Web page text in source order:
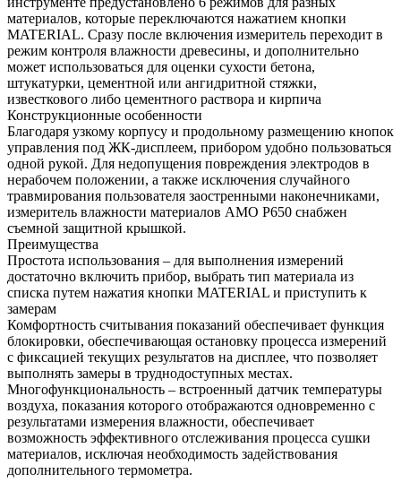
материалов, которые переключаются нажатием кнопки
MATERIAL. Сразу после включения измеритель переходит в
режим контроля влажности древесины, и дополнительно
может использоваться для оценки сухости бетона,
штукатурки, цементной или ангидритной стяжки,
известкового либо цементного раствора и кирпича
Конструкционные особенности
Благодаря узкому корпусу и продольному размещению кнопок
управления под ЖК-дисплеем, прибором удобно пользоваться
одной рукой. Для недопущения повреждения электродов в
нерабочем положении, а также исключения случайного
травмирования пользователя заостренными наконечниками,
измеритель влажности материалов AMO P650 снабжен
съемной защитной крышкой.
Преимущества
Простота использования – для выполнения измерений
достаточно включить прибор, выбрать тип материала из
списка путем нажатия кнопки MATERIAL и приступить к
замерам
Комфортность считывания показаний обеспечивает функция
блокировки, обеспечивающая остановку процесса измерений
с фиксацией текущих результатов на дисплее, что позволяет
выполнять замеры в труднодоступных местах.
Многофункциональность – встроенный датчик температуры
воздуха, показания которого отображаются одновременно с
результатами измерения влажности, обеспечивает
возможность эффективного отслеживания процесса сушки
материалов, исключая необходимость задействования
дополнительного термометра.